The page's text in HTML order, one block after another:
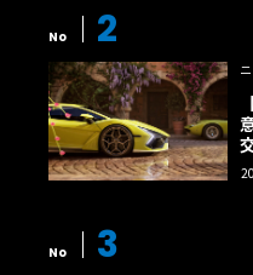
け、過去最大規模の製品
まず、ショープレミアと
露される。こちらは電動
モデルの両方が用意され
ベンツの流麗なエステー
ク」も登場する。デザイ
No 2
No 3